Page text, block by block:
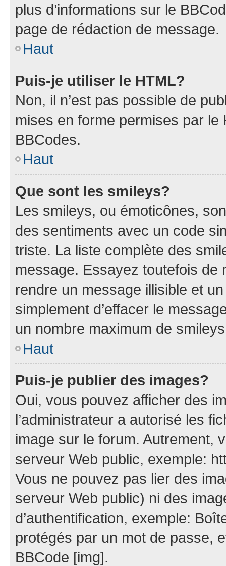
plus d’informations sur le
page de rédaction de message.
Haut
Puis-je utiliser le HTML?
Non, il n’est pas possible de
mises en forme permises par
BBCodes.
Haut
Que sont les smileys?
Les smileys, ou émoticônes,
des sentiments avec un code
triste. La liste complète des
message. Essayez toutefois de
rendre un message illisible et
simplement d’effacer le
un nombre maximum de
Haut
Puis-je publier des images?
Oui, vous pouvez afficher des
l’administrateur a autorisé les
image sur le forum. Autrement,
serveur Web public, exemple:
Vous ne pouvez pas lier des
serveur Web public) ni des
d’authentification, exemple:
protégés par un mot de passe,
BBCode [img].